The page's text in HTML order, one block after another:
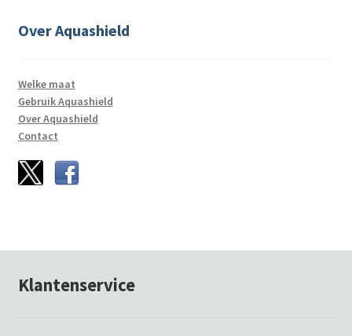
Over Aquashield
Welke maat
Gebruik Aquashield
Over Aquashield
Contact
Klantenservice